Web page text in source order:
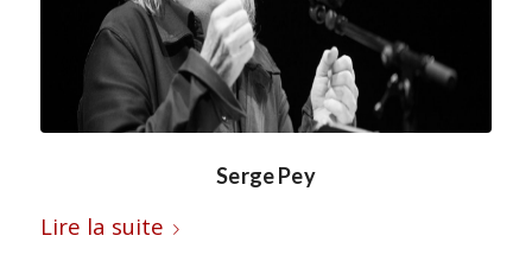
Serge Pey
Lire la suite